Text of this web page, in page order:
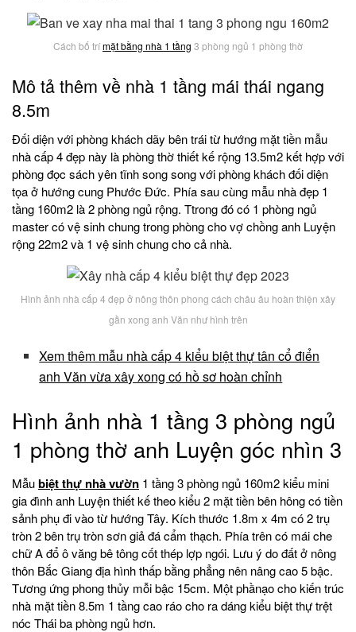
Cách bố trímặt bằng nhà 1 tầng 3 phòng ngủ 1 phòng thờ
Mô tả thêm về nhà 1 tầng mái thái ngang
8.5m
Đối diện với phòng khách dãy bên trái từ hướng mặt tiền mẫu
nhà cấp 4 đẹp này là phòng thờ thiết kế rộng 13.5m2 kết hợp với
phòng đọc sách yên tĩnh song song với phòng khách đối diện
tọa ở hướng cung Phước Đức. Phía sau cùng mẫu nhà đẹp 1
tầng 160m2 là 2 phòng ngủ rộng. Ttrong đó có 1 phòng ngủ
master có vệ sinh chung trong phòng cho vợ chồng anh Luyện
rộng 22m2 và 1 vệ sinh chung cho cả nhà.
Hình ảnh nhà cấp 4 đẹp ở nông thôn phong cách châu âu hoàn thiện xây
gần xong anh Văn như hình trên
Xem thêm mẫu nhà cấp 4 kiểu biệt thự tân cổ điển
anh Văn vừa xây xong có hồ sơ hoàn chỉnh
Hình ảnh nhà 1 tầng 3 phòng ngủ
1 phòng thờ anh Luyện góc nhìn 3
Mẫubiệt thự nhà vườn 1 tầng 3 phòng ngủ 160m2 kiểu mini
gia đình anh Luyện thiết kế theo kiểu 2 mặt tiền bên hông có tiền
sảnh phụ đi vào từ hướng Tây. Kích thước 1.8m x 4m có 2 trụ
tròn 2 bên trụ tròn sơn giả đá cẩm thạch. Phía trên có mái che
chữ A đổ ô văng bê tông cốt thép lợp ngói. Lưu ý do đất ở nông
thôn Bắc Giang địa hình thấp bằng phẳng nên nâng cao 5 bậc.
Tương ứng phong thủy mỗi bậc 15cm. Một phầnạo cho kiến trúc
nhà mặt tiền 8.5m 1 tầng cao ráo cho ra dáng kiểu biệt thự trệt
nóc Thái ba phòng ngủ hơn.